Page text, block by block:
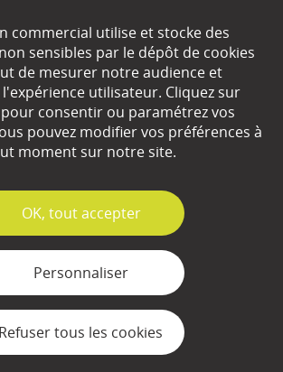
EN SAVOIR
Qui sommes-nous ?
Partenaires
Plan du site
Mentions légales
Gestion des cookies
commercial utilise et stocke des
sensibles par le dépôt de cookies
de mesurer notre audience et
l'expérience utilisateur. Cliquez sur
consentir ou paramétrez vos
pouvez modifier vos préférences à
moment sur notre site.
✓
OK, tout accepter
Personnaliser
Refuser tous les cookies